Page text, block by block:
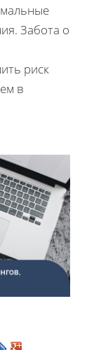
Забота о
риск
в